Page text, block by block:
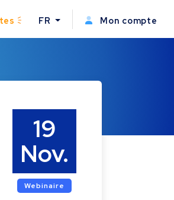
FR Mon compte
19
Nov.
Webinaire